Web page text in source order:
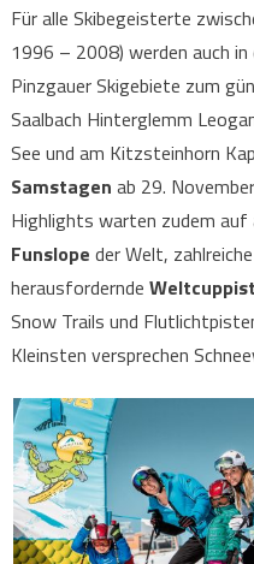
Für alle Skibegeisterte
1996 – 2008) werden auch
Pinzgauer Skigebiete zum
Saalbach Hinterglemm
See und am Kitzsteinhorn
Samstagen ab 29. November
Highlights warten zudem auf
Funslope der Welt, zahlreiche
herausfordernde
Snow Trails und
Kleinsten versprechen